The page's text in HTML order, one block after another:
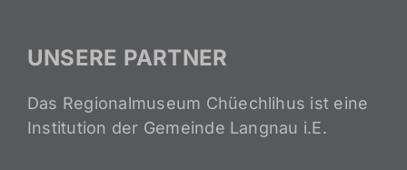
UNSERE PARTNER
Das Regionalmuseum Chüechlihus ist eine
Institution der Gemeinde Langnau i.E.